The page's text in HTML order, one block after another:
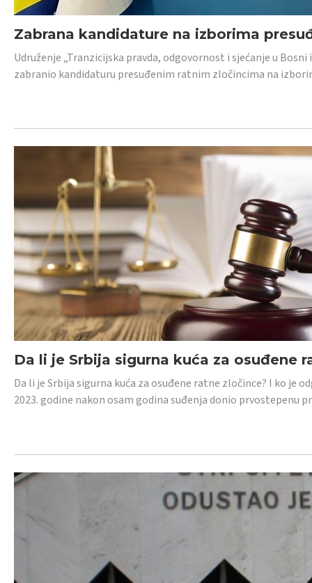
Zabrana kandidature na izborima
Udruženje „Tranzicijska pravda, odgovornost i sjećanje u
zabranio kandidaturu presuđenim ratnim zločincima na
Da li je Srbija sigurna kuća za osuđene
Da li je Srbija sigurna kuća za osuđene ratne zločince? I ko je
2023. godine nakon osam godina suđenja donio prvostepenu